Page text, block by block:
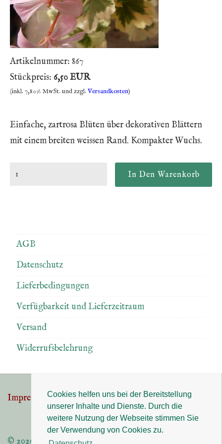
Cookies helfen uns bei der Bereitstellung
unserer Inhalte und Dienste. Durch die
weitere Nutzung der Webseite stimmen Sie
der Verwendung von Cookies zu.
Artikelnummer: 867
Stückpreis: 6,50 EUR
(inkl. 7,80% MwSt. und zzgl.Versandkosten)
Einfache, zartrosa Blüten über dekorativen Blättern
mit einem breiten weissen Rand. Kompakter Wuchs.
AGB
Datenschutz
Lieferbedingungen
Verfügbarkeit und Lieferzeitraum
Versand
Widerrufsbelehrung
Footer-
Impressum Datenschutz
© 2026